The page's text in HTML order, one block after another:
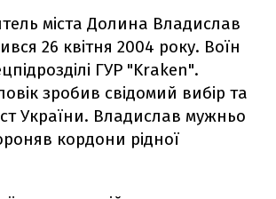
міста Долина Владислав
26 квітня 2004 року. Воїн
ГУР "Kraken".
зробив свідомий вибір та
України. Владислав мужньо
кордони рідної